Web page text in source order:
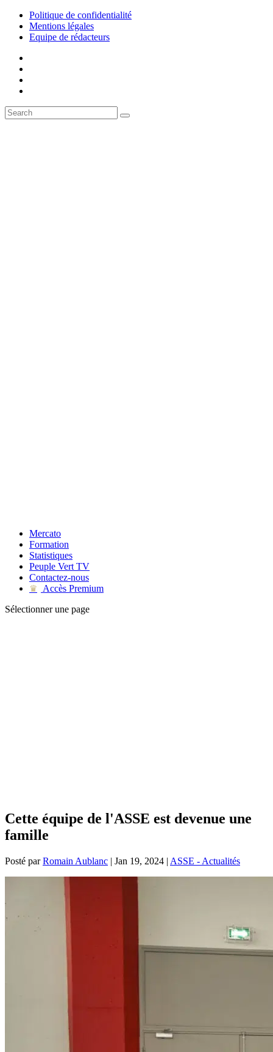
Politique de confidentialité
Mentions légales
Equipe de rédacteurs
Mercato
Formation
Statistiques
Peuple Vert TV
Contactez-nous
♛
Accès Premium
Sélectionner une page
Cette équipe de l'ASSE est devenue une
famille
Posté parRomain Aublanc | Jan 19, 2024 | ASSE - Actualités